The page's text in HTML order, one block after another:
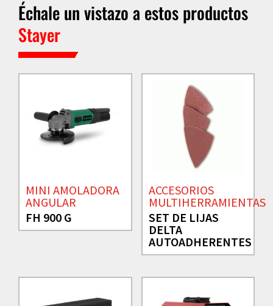
Échale un vistazo a estos productos
Stayer
MINI AMOLADORA
ANGULAR
FH 900 G
ACCESORIOS
MULTIHERRAMIENTAS
SET DE LIJAS
DELTA
AUTOADHERENTES